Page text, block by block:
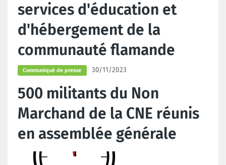
services d'éducation et
d'hébergement de la
communauté flamande
Communiqué de presse 30/11/2023
500 militants du Non
Marchand de la CNE réunis
en assemblée générale